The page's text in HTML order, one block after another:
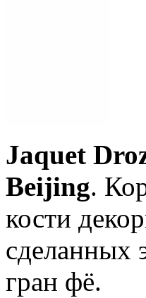
Jaquet
Beijing.
кости
сделанных
гран фё.